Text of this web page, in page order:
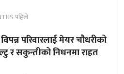
पहिले
परिवारलाई मेयर चौधरीको
र सकुन्तीको निधनमा राहत